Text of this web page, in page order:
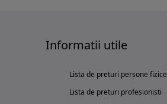
Informatii utile
Lista de preturi persone fizice
Lista de preturi profesionisti